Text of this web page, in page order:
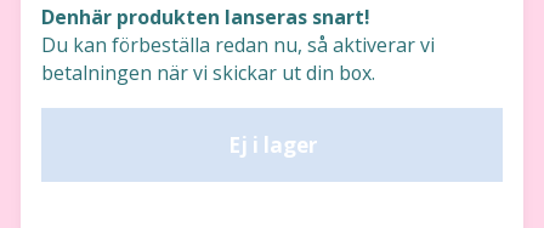
Denhär produkten lanseras snart!
Du kan förbeställa redan nu, så aktiverar vi
betalningen när vi skickar ut din box.
Ej i lager